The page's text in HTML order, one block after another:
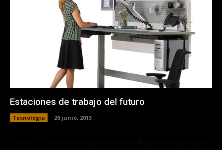
Estaciones de trabajo del futuro
Tecnología 26 junio, 2013